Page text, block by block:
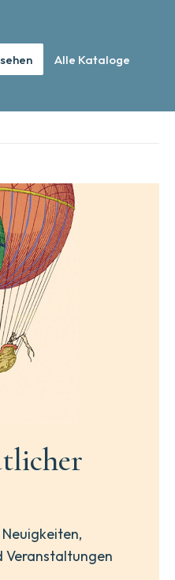
Alle Kataloge
Neuigkeiten,
Veranstaltungen